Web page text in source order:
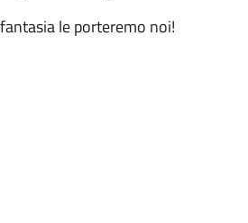
le porteremo noi!